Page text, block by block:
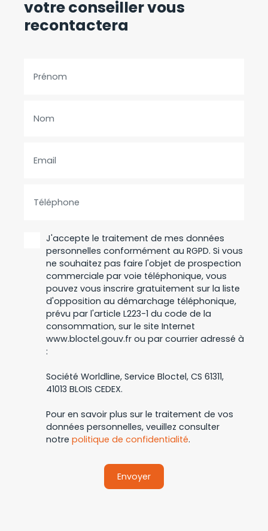
votre conseiller vous
recontactera
Prénom
Nom
Email
Téléphone
J'accepte le traitement de mes données
personnelles conformément au RGPD. Si vous
ne souhaitez pas faire l'objet de prospection
commerciale par voie téléphonique, vous
pouvez vous inscrire gratuitement sur la liste
d'opposition au démarchage téléphonique,
prévu par l'article L223-1 du code de la
consommation, sur le site Internet
www.bloctel.gouv.fr ou par courrier adressé à
:
Société Worldline, Service Bloctel, CS 61311,
41013 BLOIS CEDEX.
Pour en savoir plus sur le traitement de vos
données personnelles, veuillez consulter
notre politique de confidentialité.
Envoyer